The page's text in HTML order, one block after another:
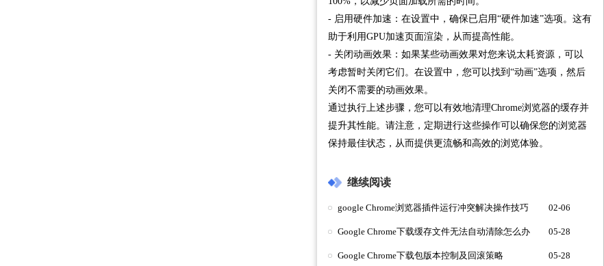
- 启用硬件加速：在设置中，确保已启用“硬件加速”选项。这有
助于利用GPU加速页面渲染，从而提高性能。
- 关闭动画效果：如果某些动画效果对您来说太耗资源，可以
考虑暂时关闭它们。在设置中，您可以找到“动画”选项，然后
关闭不需要的动画效果。
通过执行上述步骤，您可以有效地清理Chrome浏览器的缓存并
提升其性能。请注意，定期进行这些操作可以确保您的浏览器
保持最佳状态，从而提供更流畅和高效的浏览体验。
继续阅读
google Chrome浏览器插件运行冲突解决操作技巧 02-06
Google Chrome下载缓存文件无法自动清除怎么办 05-28
Google Chrome下载包版本控制及回滚策略 05-28